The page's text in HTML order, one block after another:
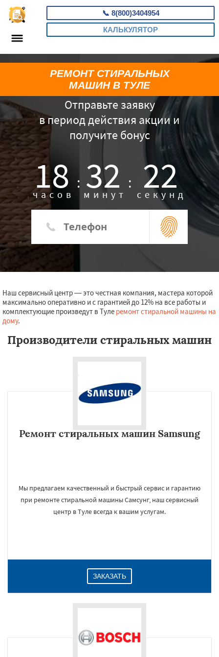
📞 8(800)3404954
КАЛЬКУЛЯТОР
Отправьте заявку
в период действия акции и
получите бонус
18 :
часов 32 :
минут 21
секунд
РЕМОНТ СТИРАЛЬНЫХ
МАШИН В ТУЛЕ
Наш сервисный центр — это честная компания, мастера которой
максимально оперативно и с гарантией до 12% на все работы и
комплектующие произведут в Туле ремонт стиральной машины на
дому.
Производители стиральных машин
Ремонт стиральных машин Samsung
Мы предлагаем качественный и быстрый сервис и гарантию
при ремонте стиральной машины Самсунг, наш сервисный
центр в Туле всегда к вашим услугам.
ЗАКАЗАТЬ